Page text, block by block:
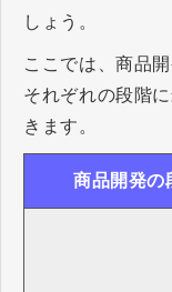
しょう。
ここでは、商品
それぞれの段階
きます。
商品開発の